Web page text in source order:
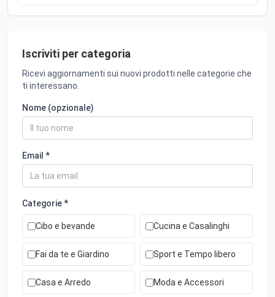
Iscriviti per categoria
Ricevi aggiornamenti sui nuovi prodotti nelle categorie che
ti interessano.
Nome (opzionale)
Email *
Categorie *
Cibo e bevande Cucina e Casalinghi
Fai da te e Giardino Sport e Tempo libero
Casa e Arredo Moda e Accessori